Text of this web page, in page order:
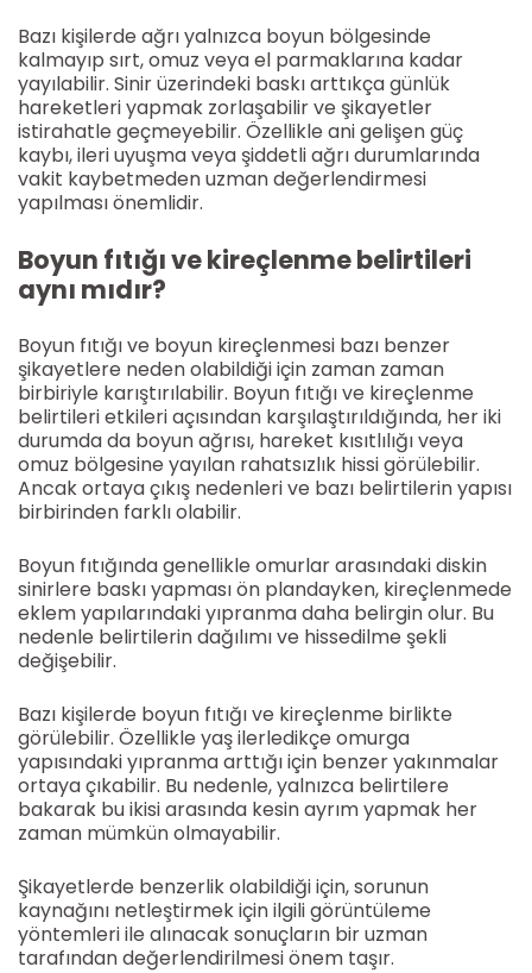
Bazı kişilerde ağrı yalnızca boyun bölgesinde
kalmayıp sırt, omuz veya el parmaklarına kadar
yayılabilir. Sinir üzerindeki baskı arttıkça günlük
hareketleri yapmak zorlaşabilir ve şikayetler
istirahatle geçmeyebilir. Özellikle ani gelişen güç
kaybı, ileri uyuşma veya şiddetli ağrı durumlarında
vakit kaybetmeden uzman değerlendirmesi
yapılması önemlidir.
Boyun fıtığı ve kireçlenme belirtileri
aynı mıdır?
Boyun fıtığı ve boyun kireçlenmesi bazı benzer
şikayetlere neden olabildiği için zaman zaman
birbiriyle karıştırılabilir. Boyun fıtığı ve kireçlenme
belirtileri etkileri açısından karşılaştırıldığında, her iki
durumda da boyun ağrısı, hareket kısıtlılığı veya
omuz bölgesine yayılan rahatsızlık hissi görülebilir.
Ancak ortaya çıkış nedenleri ve bazı belirtilerin yapısı
birbirinden farklı olabilir.
Boyun fıtığında genellikle omurlar arasındaki diskin
sinirlere baskı yapması ön plandayken, kireçlenmede
eklem yapılarındaki yıpranma daha belirgin olur. Bu
nedenle belirtilerin dağılımı ve hissedilme şekli
değişebilir.
Bazı kişilerde boyun fıtığı ve kireçlenme birlikte
görülebilir. Özellikle yaş ilerledikçe omurga
yapısındaki yıpranma arttığı için benzer yakınmalar
ortaya çıkabilir. Bu nedenle, yalnızca belirtilere
bakarak bu ikisi arasında kesin ayrım yapmak her
zaman mümkün olmayabilir.
Şikayetlerde benzerlik olabildiği için, sorunun
kaynağını netleştirmek için ilgili görüntüleme
yöntemleri ile alınacak sonuçların bir uzman
tarafından değerlendirilmesi önem taşır.